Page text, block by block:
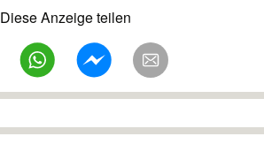
Diese Anzeige teilen